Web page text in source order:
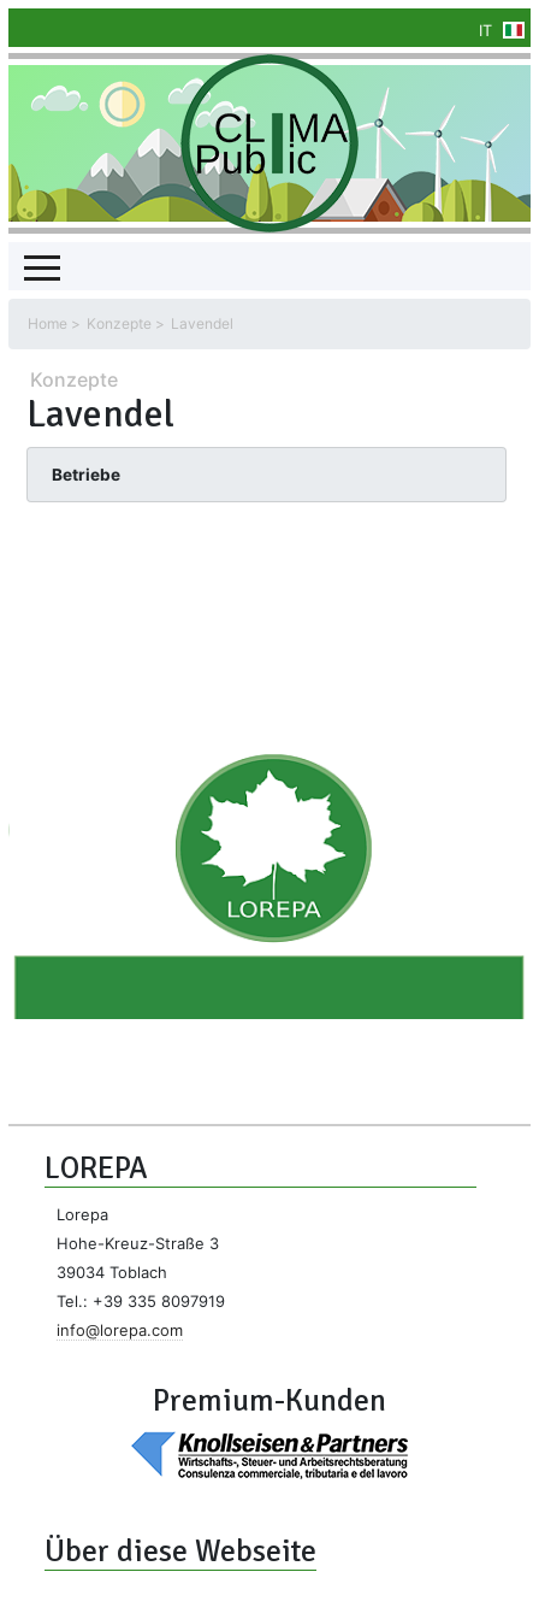
IT
Home Konzepte Lavendel
Konzepte
Lavendel
Betriebe
LOREPA
Lorepa
Hohe-Kreuz-Straße 3
39034 Toblach
Tel.: +39 335 8097919
info@lorepa.com
Premium-Kunden
Über diese Webseite